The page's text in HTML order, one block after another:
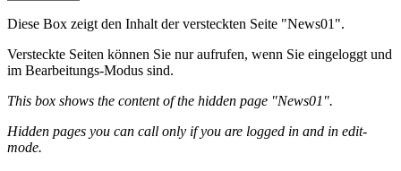
Diese Box zeigt den Inhalt der versteckten Seite "News01".
Versteckte Seiten können Sie nur aufrufen, wenn Sie eingeloggt und
im Bearbeitungs-Modus sind.
This box shows the content of the hidden page "News01".
Hidden pages you can call only if you are logged in and in edit-
mode.